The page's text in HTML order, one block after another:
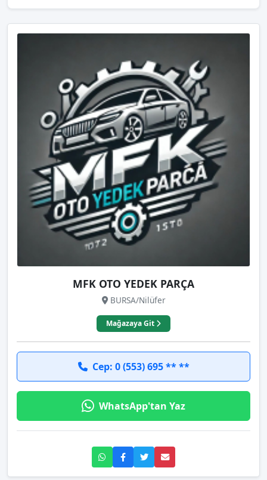
MFK OTO YEDEK PARÇA
BURSA/Nilüfer
Mağazaya Git
Cep: 0 (553) 695 ** **
WhatsApp'tan Yaz